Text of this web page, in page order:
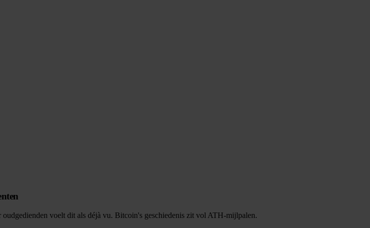
voelt dit als déjà vu. Bitcoin's geschiedenis zit vol ATH-mijlpalen.